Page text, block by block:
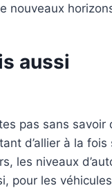
nouveaux
aussi
pas sans savoir
d’allier à la fois
les niveaux
pour les véhicules